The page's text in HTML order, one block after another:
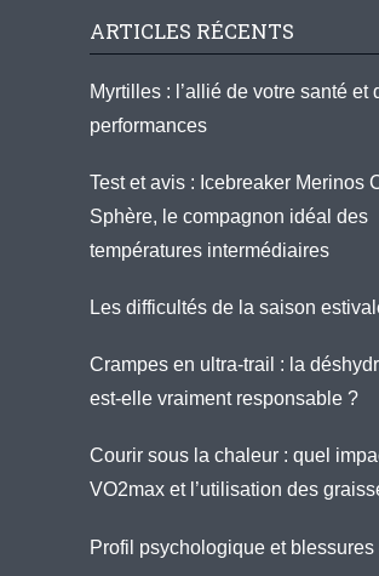
ARTICLES RÉCENTS
Myrtilles : l’allié de votre santé et
performances
Test et avis : Icebreaker Merinos
Sphère, le compagnon idéal des
températures intermédiaires
Les difficultés de la saison
Crampes en ultra-trail : la
est-elle vraiment responsable ?
Courir sous la chaleur : quel
VO2max et l’utilisation des
Profil psychologique et blessures